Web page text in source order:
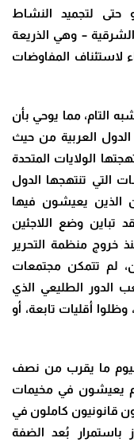
حتى لتجميد النشاط
– وهي الذريعة
لاستئناف المفاوضات
التام، مما يوحي بأن
الدول العربية من حيث
الولايات المتحدة
التي تنتهجها الدول
الذين يعيشون فيها
تباين وضع اللاجئين
خروج منظمة التحرير
لم تتمكن مجتمعات
الدور الطليعي الذي
أقليات تابعة، أو
ما يقرب من نصف
يعيشون في مخيمات
قانونيون كاملون في
باستمرار بُعد الضفة